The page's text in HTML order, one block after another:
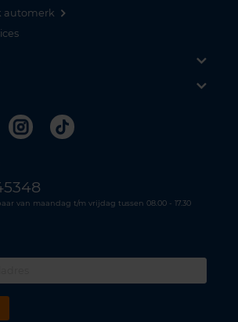
automerk
Instagram
Tiktok
van maandag t/m vrijdag tussen 08.00 - 17.30